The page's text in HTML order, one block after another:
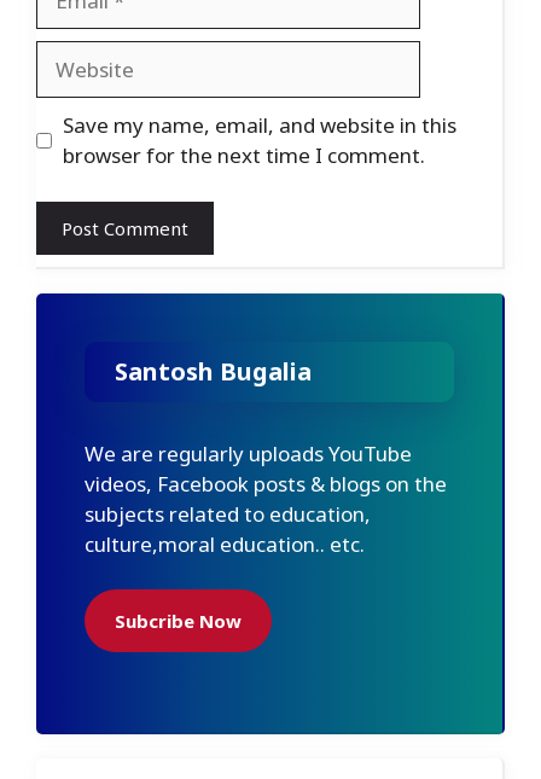
Save my name, email, and website in this
browser for the next time I comment.
Santosh Bugalia
We are regularly uploads YouTube
videos, Facebook posts & blogs on the
subjects related to education,
culture,moral education.. etc.
Subcribe Now